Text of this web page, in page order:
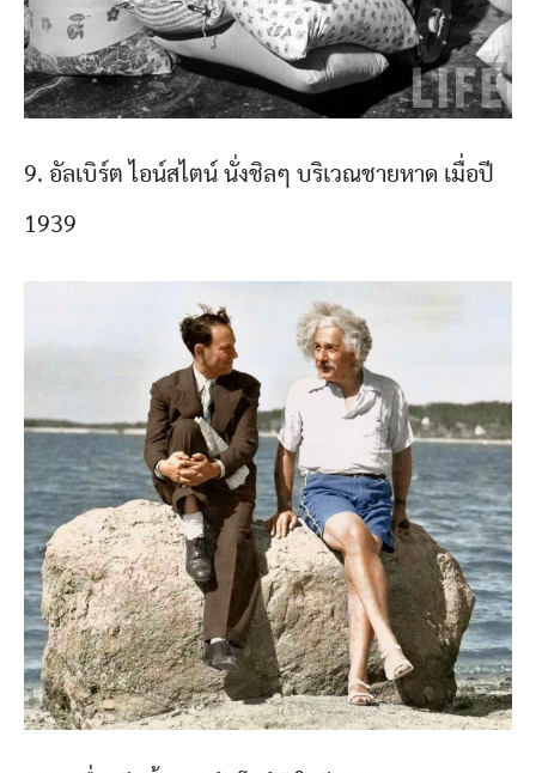
9. อัลเบิร์ต ไอน์สไตน์ นั่งชิลๆ บริเวณชายหาด เมื่อปี
1939